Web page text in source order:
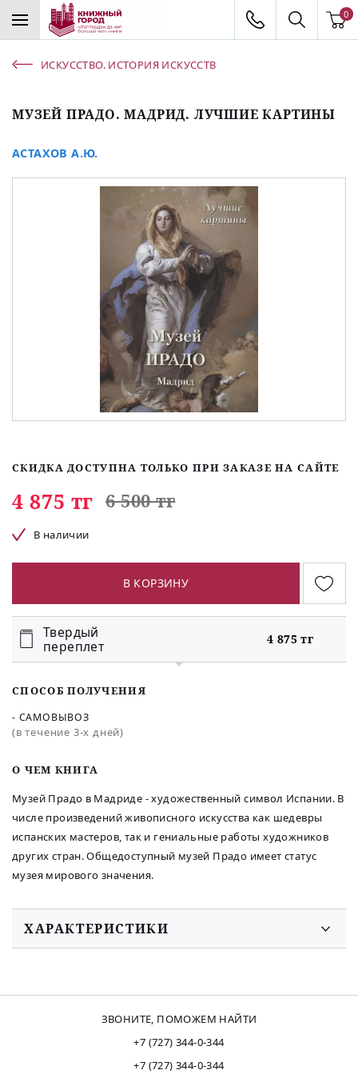
0
ИСКУССТВО. ИСТОРИЯ ИСКУССТВ
МУЗЕЙ ПРАДО. МАДРИД. ЛУЧШИЕ КАРТИНЫ
АСТАХОВ А.Ю.
O ЧЕМ КНИГА
Музей Прадо в Мадриде - художественный символ Испании. В
числе произведений живописного искусства как шедевры
испанских мастеров, так и гениальные работы художников
других стран. Общедоступный музей Прадо имеет статус
музея мирового значения.
СКИДКА ДОСТУПНА ТОЛЬКО ПРИ ЗАКАЗЕ НА САЙТЕ
4 875 тг 6 500 тг
В наличии
В КОРЗИНУ
Твердый
переплет
4 875 тг
СПОСОБ ПОЛУЧЕНИЯ
- САМОВЫВОЗ
(в течение 3-х дней)
ХАРАКТЕРИСТИКИ
ЗВОНИТЕ, ПОМОЖЕМ НАЙТИ
+7 (727) 344-0-344
+7 (727) 344-0-344